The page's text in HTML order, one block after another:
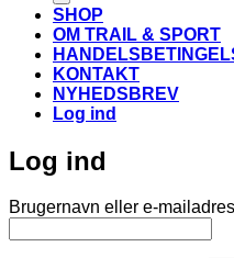
SHOP
OM TRAIL & SPORT
KONTAKT
NYHEDSBREV
Log ind
Log ind
Brugernavn eller e-